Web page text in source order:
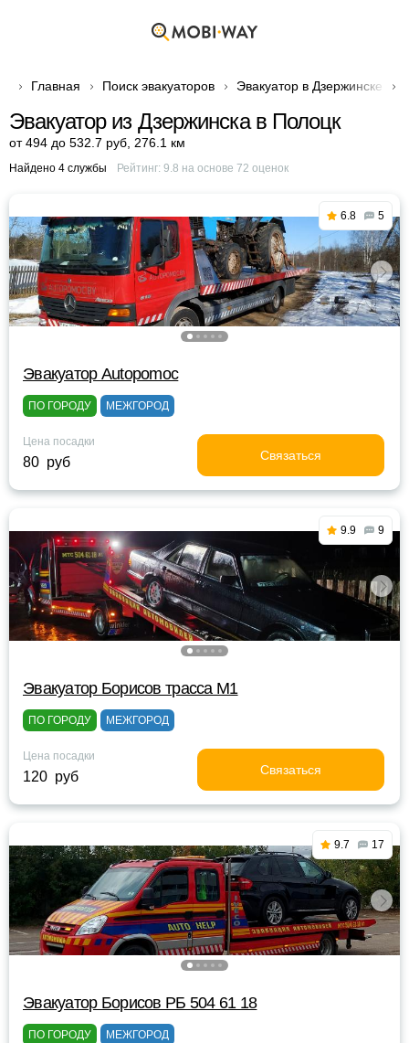
Главная Поиск эвакуаторов Эвакуатор в Дзержинске
Эвакуатор из Дзержинска в Полоцк
от 494 до 532.7 руб 276.1 км
Найдено 4 службы Рейтинг: 9.8 на основе 72 оценок
6.8 5
Эвакуатор Autopomoc
ПО ГОРОДУ МЕЖГОРОД
Цена посадки
80 руб Связаться
9.9 9
Эвакуатор Борисов трасса М1
ПО ГОРОДУ МЕЖГОРОД
Цена посадки
120 руб Связаться
9.7 17
Эвакуатор Борисов РБ 504 61 18
ПО ГОРОДУ МЕЖГОРОД